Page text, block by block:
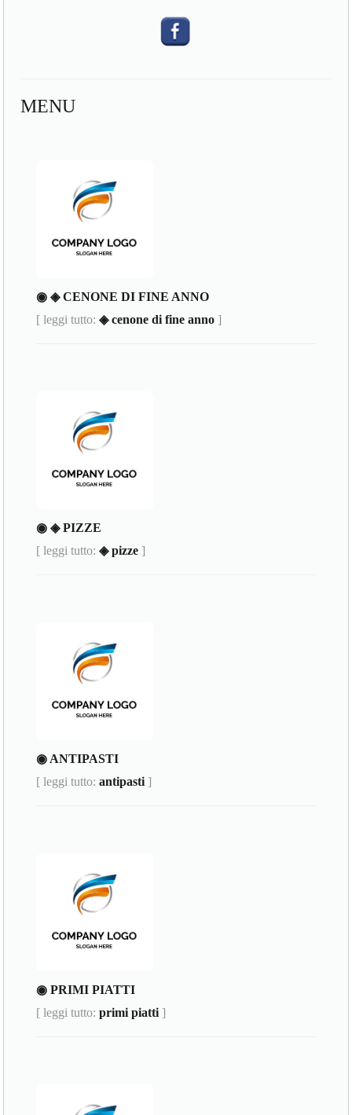
MENU
◉ ◈ CENONE DI FINE ANNO
[ leggi tutto:◈ cenone di fine anno ]
◉ ◈ PIZZE
[ leggi tutto:◈ pizze ]
◉ ANTIPASTI
[ leggi tutto:antipasti ]
◉ PRIMI PIATTI
[ leggi tutto:primi piatti ]